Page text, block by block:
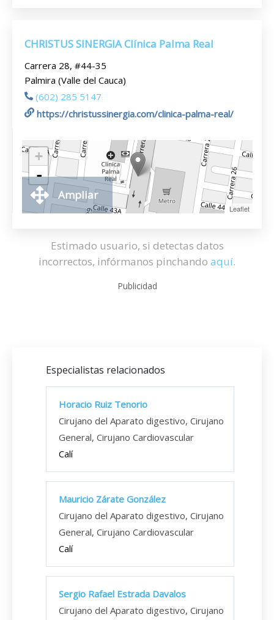
CHRISTUS SINERGIA Clínica Palma Real
Carrera 28, #44-35
Palmira (Valle del Cauca)
(602) 285 5147
https://christussinergia.com/clinica-palma-real/
+
-
Leaflet
Ampliar
Estimado usuario, si detectas datos
incorrectos, infórmanos pinchando aquí.
Publicidad
Especialistas relacionados
Horacio Ruiz Tenorio
Cirujano del Aparato digestivo, Cirujano
General, Cirujano Cardiovascular
Calí
Mauricio Zárate González
Cirujano del Aparato digestivo, Cirujano
General, Cirujano Cardiovascular
Calí
Sergio Rafael Estrada Davalos
Cirujano del Aparato digestivo, Cirujano